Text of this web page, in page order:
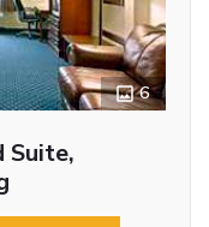
6
Suite,